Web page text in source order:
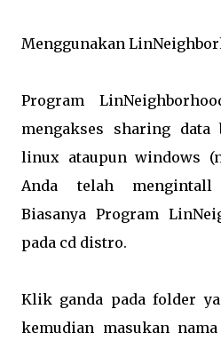
Menggunakan
Program
mengakses sharing
linux ataupun windows
Anda telah mengintall
Biasanya Program
pada cd distro.
Klik ganda pada folder
kemudian masukan